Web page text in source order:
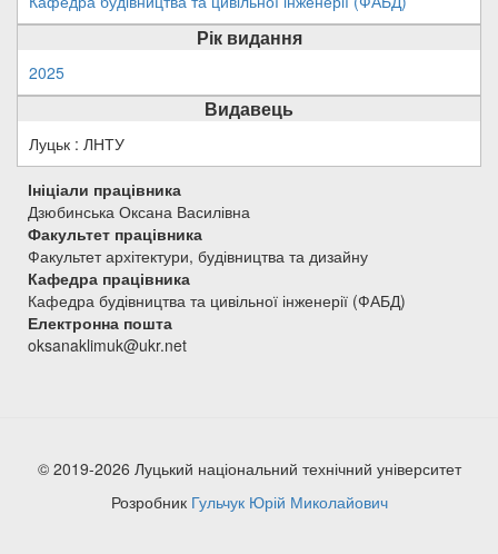
Рік видання
2025
Видавець
Луцьк : ЛНТУ
Ініціали працівника
Дзюбинська Оксана Василівна
Факультет працівника
Факультет архітектури, будівництва та дизайну
Кафедра працівника
Кафедра будівництва та цивільної інженерії (ФАБД)
Електронна пошта
oksanaklimuk@ukr.net
© 2019-2026 Луцький національний технічний університет
Розробник Гульчук Юрій Миколайович